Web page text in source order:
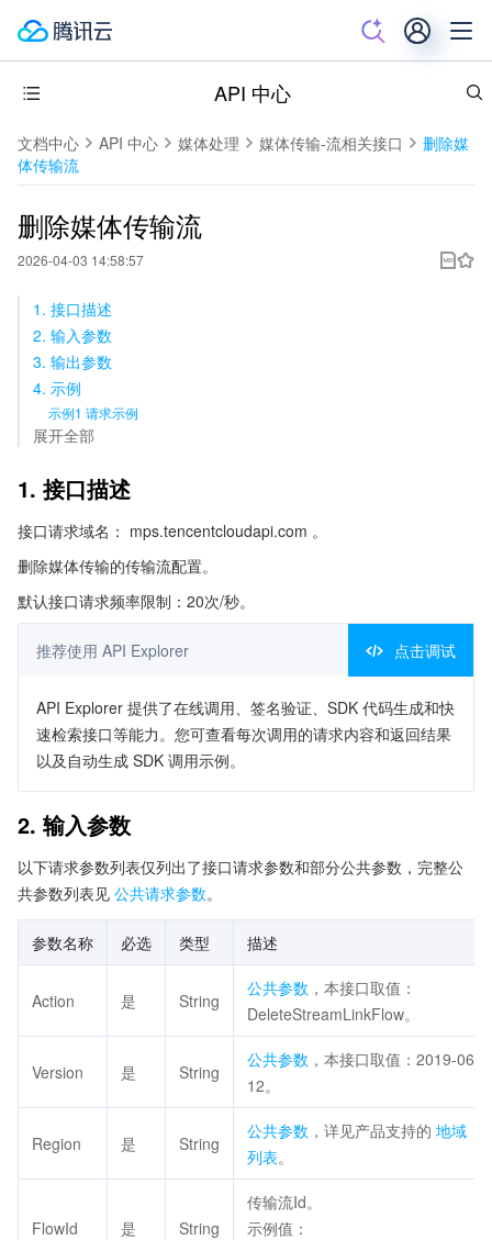
API 中心
文档中心 API 中心 媒体处理 媒体传输-流相关接口
删除媒
体传输流
删除媒体传输流
2026-04-03 14:58:57
1. 接口描述
2. 输入参数
3. 输出参数
4. 示例
示例1 请求示例
展开全部
1. 接口描述
接口请求域名： mps.tencentcloudapi.com 。
删除媒体传输的传输流配置。
默认接口请求频率限制：20次/秒。
推荐使用 API Explorer 点击调试
API Explorer 提供了在线调用、签名验证、SDK 代码生成和快
速检索接口等能力。您可查看每次调用的请求内容和返回结果
以及自动生成 SDK 调用示例。
2. 输入参数
以下请求参数列表仅列出了接口请求参数和部分公共参数，完整公
共参数列表见 公共请求参数。
参数名称 必选 类型 描述
Action 是 String
公共参数 ，本接口取值：
DeleteStreamLinkFlow。
Version 是 String
公共参数 ，本接口取值：2019-06-
12。
Region 是 String
公共参数 ，详见产品支持的 地域
列表。
FlowId 是 String
传输流Id。
示例值：